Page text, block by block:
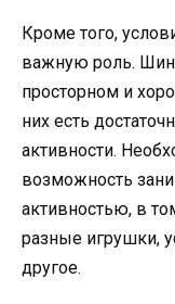
Кроме того,
важную роль.
просторном и
них есть
активности.
возможность
активностью, в
разные игрушки,
другое.